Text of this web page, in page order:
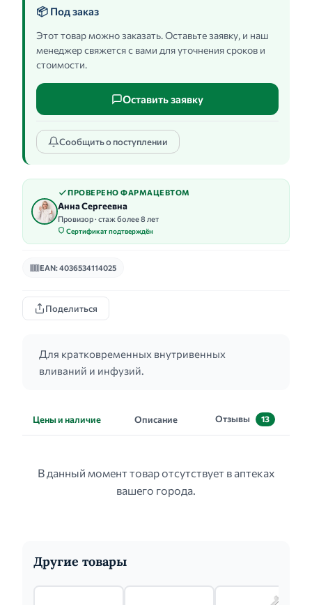
📦 Под заказ
Этот товар можно заказать. Оставьте заявку, и наш
менеджер свяжется с вами для уточнения сроков и
стоимости.
Оставить заявку
Сообщить о поступлении
ПРОВЕРЕНО ФАРМАЦЕВТОМ
Анна Сергеевна
Провизор · стаж более 8 лет
Сертификат подтверждён
EAN: 4036534114025
Поделиться
Для кратковременных внутривенных
вливаний и инфузий.
Цены и наличие Описание Отзывы 13
В данный момент товар отсутствует в аптеках
вашего города.
Другие товары